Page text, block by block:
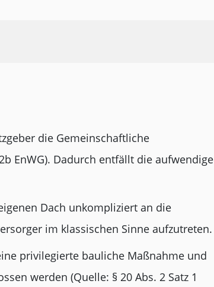
die Gemeinschaftliche
EnWG). Dadurch entfällt die aufwendige
Dach unkompliziert an die
im klassischen Sinne aufzutreten.
privilegierte bauliche Maßnahme und
werden (Quelle: § 20 Abs. 2 Satz 1